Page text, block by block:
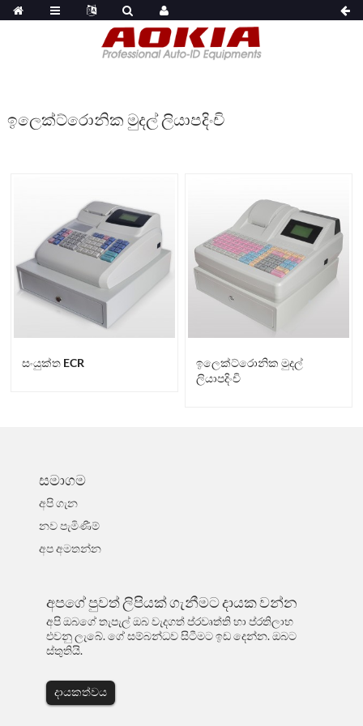
ඉලෙක්ට්රොනික මුදල් ලියාපදිංචි
සංයුක්ත ECR
ඉලෙක්ට්රොනික මුදල්
ලියාපදිංචි
සමාගම
අපි ගැන
නව පැමිණීම්
අප අමතන්න
අපගේ පුවත් ලිපියක් ගැනීමට දායක වන්න
අපි ඔබගේ තැපැල් ඔබ වැදගත් ප්රවෘත්ති හා ප්රතිලාභ
එවනු ලැබේ. ගේ සම්බන්ධව සිටීමට ඉඩ දෙන්න. ඔබට
ස්තුතියි.
දායකත්වය